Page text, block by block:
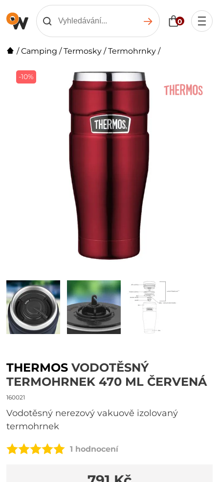
0
/Camping /Termosky /Termohrnky /
-10%
THERMOS VODOTĚSNÝ
TERMOHRNEK 470 ML ČERVENÁ
160021
Vodotěsný nerezový vakuově izolovaný
termohrnek
1 hodnocení